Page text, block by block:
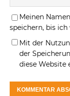
Meinen
speichern, bis
Mit der
der
diese Website